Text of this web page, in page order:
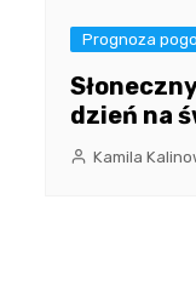
Prognoza
dzień na
Kamila